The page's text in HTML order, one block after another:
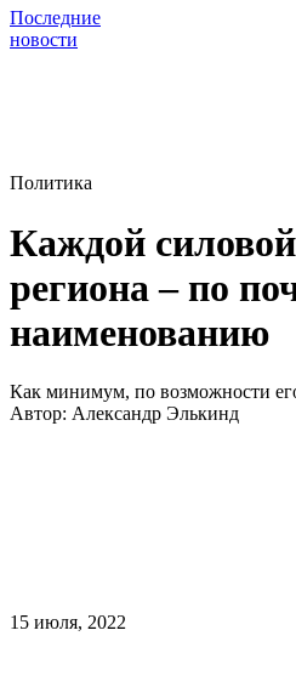
Последние
новости
Политика
Каждой
региона – по
наименованию
Как минимум, по возможности
Автор: Александр Элькинд
15 июля, 2022